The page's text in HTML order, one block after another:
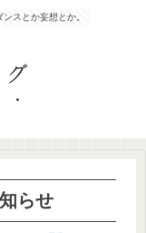
スとか妄想とか。
らせ